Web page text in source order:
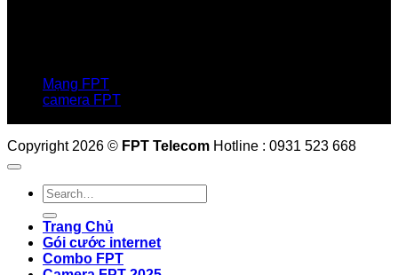
Mạng FPT
camera FPT
Copyright 2026 © FPT Telecom Hotline : 0931 523 668
Trang Chủ
Gói cước internet
Combo FPT